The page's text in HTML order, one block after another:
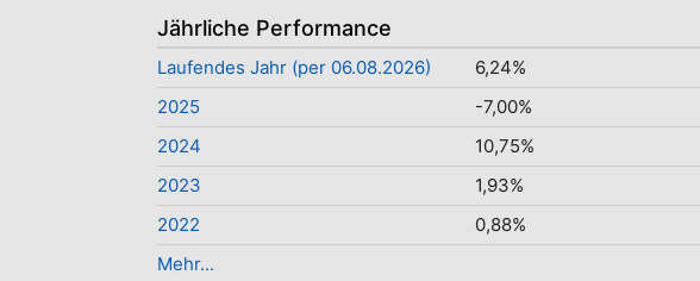
Jährliche Performance
Laufendes Jahr (per 06.08.2026)
6,24%
2025
-7,00%
2024
10,75%
2023
1,93%
2022
0,88%
Mehr...